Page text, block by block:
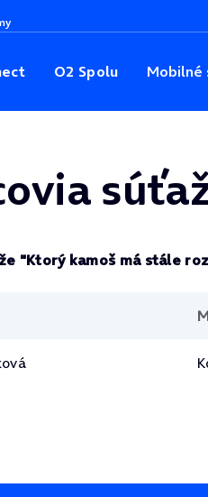
O2 Spolu Mobilné
"Ktorý kamoš má stále